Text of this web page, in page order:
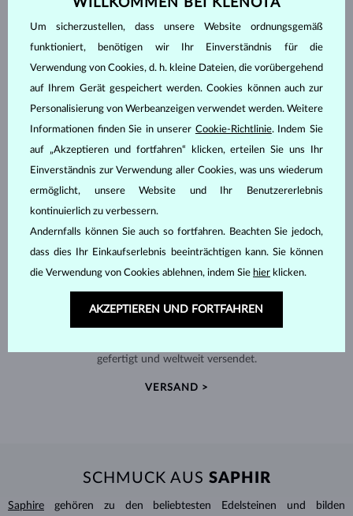
HANDGEFERTIGT IN PRAG
gefertigt und weltweit versendet.
VERSAND >
SCHMUCK AUS SAPHIR
Saphire gehören zu den beliebtesten Edelsteinen und bilden
Um sicherzustellen, dass unsere Website ordnungsgemäß
funktioniert, benötigen wir Ihr Einverständnis für die
Verwendung von Cookies, d. h. kleine Dateien, die vorübergehend
auf Ihrem Gerät gespeichert werden. Cookies können auch zur
Personalisierung von Werbeanzeigen verwendet werden. Weitere
Informationen finden Sie in unserer Cookie-Richtlinie. Indem Sie
auf „Akzeptieren und fortfahren“ klicken, erteilen Sie uns Ihr
Einverständnis zur Verwendung aller Cookies, was uns wiederum
ermöglicht, unsere Website und Ihr Benutzererlebnis
kontinuierlich zu verbessern.
Andernfalls können Sie auch so fortfahren. Beachten Sie jedoch,
dass dies Ihr Einkaufserlebnis beeinträchtigen kann. Sie können
die Verwendung von Cookies ablehnen, indem Sie hier klicken.
AKZEPTIEREN UND FORTFAHREN